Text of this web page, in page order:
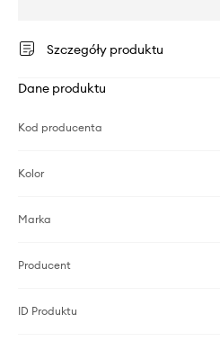
Szczegóły produktu
Dane produktu
Kod producenta
Kolor
Marka
Producent
ID Produktu